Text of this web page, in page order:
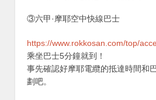
③六甲·摩耶空中快線巴士
https://www.rokkosan.com/top/
乘坐巴士5分鐘就到！
事先確認好摩耶電纜的抵達時間和
劃吧。